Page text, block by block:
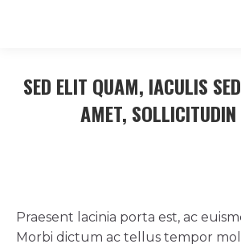
SED ELIT QUAM, IACULIS
AMET,
Praesent lacinia porta est, ac
Morbi dictum ac tellus tempor